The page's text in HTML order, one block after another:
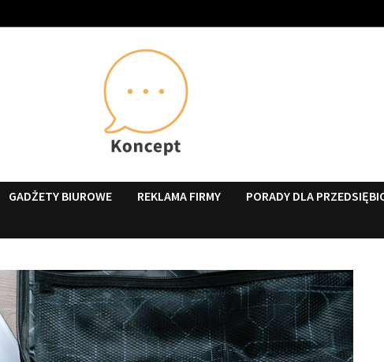
GADŻETY BIUROWE REKLAMA FIRMY PORADY DLA